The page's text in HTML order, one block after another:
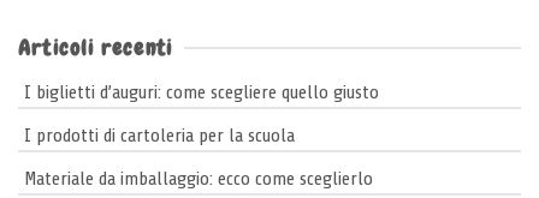
Articoli recenti
I biglietti d’auguri: come scegliere quello giusto
I prodotti di cartoleria per la scuola
Materiale da imballaggio: ecco come sceglierlo